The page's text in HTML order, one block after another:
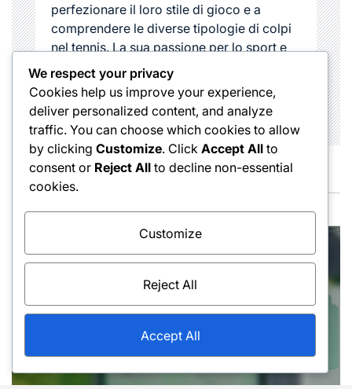
perfezionare il loro stile di gioco e a
comprendere le diverse tipologie di colpi
nel tennis. La sua passione per lo sport e
l'insegnamento lo rendono un punto di
riferimento nel mondo del tennis in Italia.
You May Also Like
We respect your privacy
Cookies help us improve your experience,
deliver personalized content, and analyze
traffic. You can choose which cookies to allow
by clicking Customize. Click Accept All to
consent or Reject All to decline non-essential
cookies.
Customize
Reject All
Accept All